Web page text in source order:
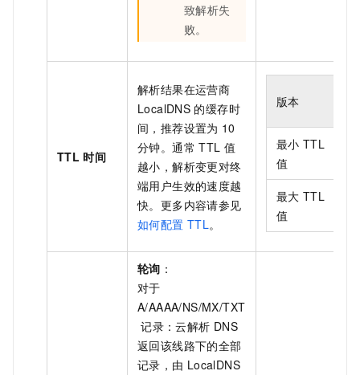
致解析失
败。
TTL 时间
解析结果在运营商
LocalDNS 的缓存时
间，推荐设置为 10
分钟。通常 TTL 值
越小，解析变更对终
端用户生效的速度越
快。更多内容请参见
如何配置 TTL。
版本
最小 TTL
值
最大 TTL
值
轮询 ：
对于
A/AAAA/NS/MX/TXT
记录：云解析 DNS
返回该线路下的全部
记录，由 LocalDNS